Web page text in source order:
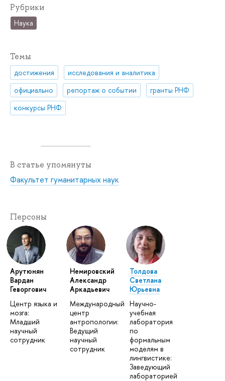
Рубрики
Наука
Темы
достижения
исследования и аналитика
официально
репортаж о событии
гранты РНФ
конкурсы РНФ
В статье упомянуты
Факультет гуманитарных наук
Персоны
Арутюнян
Вардан
Геворгович
Центр языка и
мозга:
Младший
научный
сотрудник
Немировский
Александр
Аркадьевич
Международный
центр
антропологии:
Ведущий
научный
сотрудник
Толдова
Светлана
Юрьевна
Научно-
учебная
лаборатория
по
формальным
моделям в
лингвистике:
Заведующий
лабораторией